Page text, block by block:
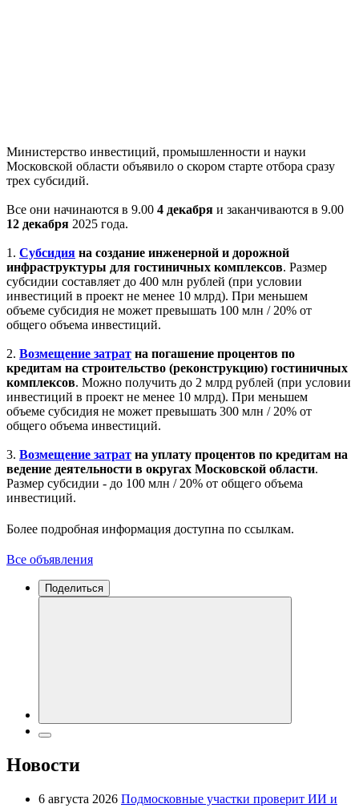
Министерство инвестиций, промышленности и науки
Московской области объявило о скором старте отбора сразу
трех субсидий.
Все они начинаются в 9.00 4 декабря и заканчиваются в 9.00
12 декабря 2025 года.
1. Субсидия на создание инженерной и дорожной
инфраструктуры для гостиничных комплексов. Размер
субсидии составляет до 400 млн рублей (при условии
инвестиций в проект не менее 10 млрд). При меньшем
объеме субсидия не может превышать 100 млн / 20% от
общего объема инвестиций.
2. Возмещение затрат на погашение процентов по
кредитам на строительство (реконструкцию) гостиничных
комплексов. Можно получить до 2 млрд рублей (при условии
инвестиций в проект не менее 10 млрд). При меньшем
объеме субсидия не может превышать 300 млн / 20% от
общего объема инвестиций.
3. Возмещение затрат на уплату процентов по кредитам на
ведение деятельности в округах Московской области.
Размер субсидии - до 100 млн / 20% от общего объема
инвестиций.
Более подробная информация доступна по ссылкам.
Все объявления
Поделиться
Новости
6 августа 2026 Подмосковные участки проверит ИИ и